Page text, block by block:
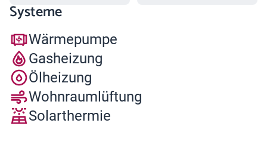
Systeme
Wärmepumpe
Gasheizung
Ölheizung
Wohnraumlüftung
Solarthermie